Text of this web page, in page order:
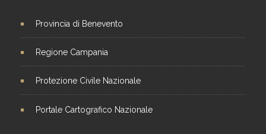
Provincia di Benevento
Regione Campania
Protezione Civile Nazionale
Portale Cartografico Nazionale